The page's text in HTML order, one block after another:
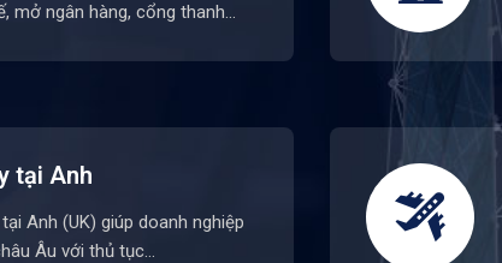
mở ngân hàng, cổng thanh…
tại Anh
Anh (UK) giúp doanh nghiệp
Âu với thủ tục…